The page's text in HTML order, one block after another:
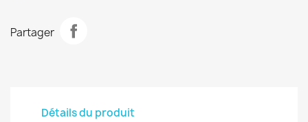
Partager
Détails du produit